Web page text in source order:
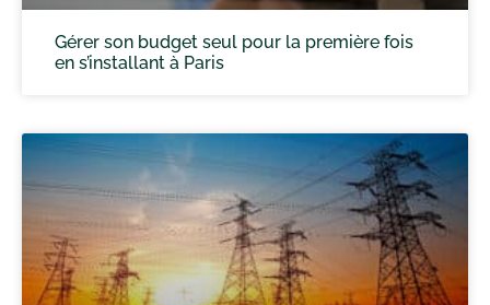
Gérer son budget seul pour la première fois
en s’installant à Paris